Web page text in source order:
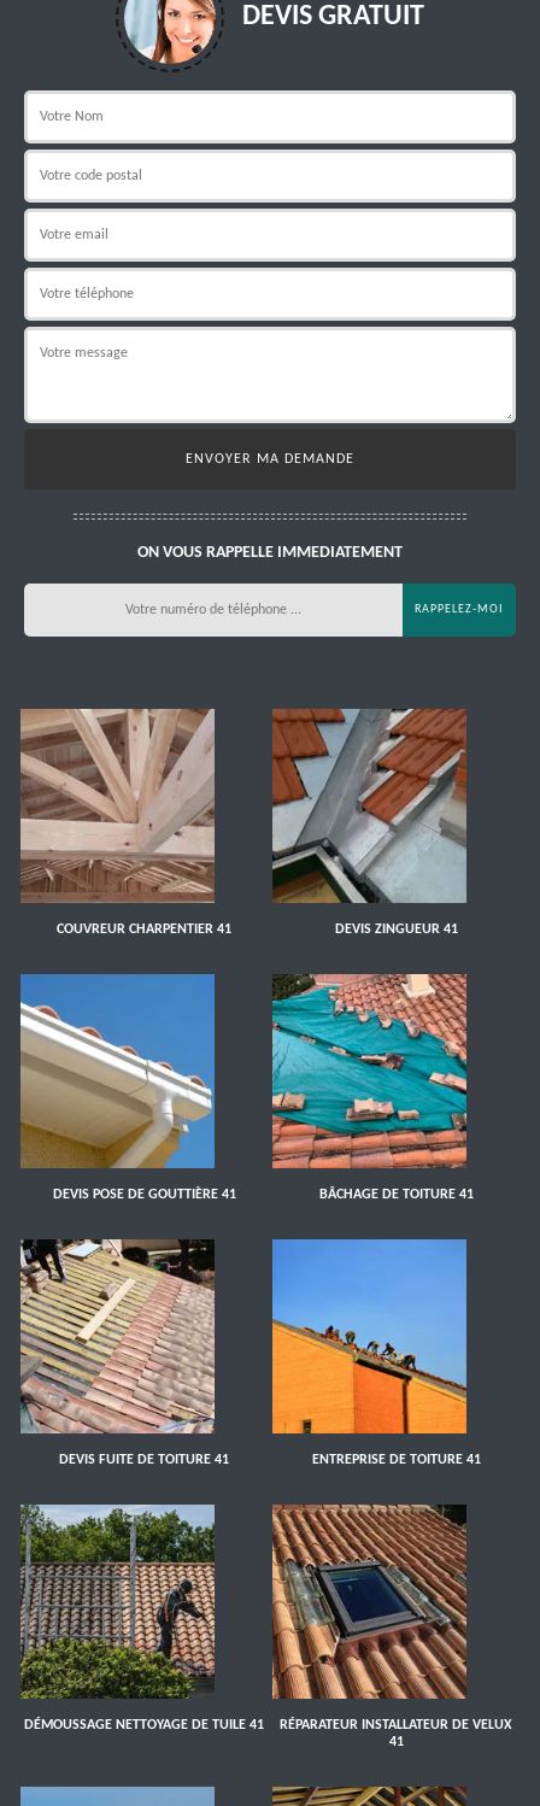
DEVIS GRATUIT
ON VOUS RAPPELLE IMMEDIATEMENT
COUVREUR CHARPENTIER 41 DEVIS ZINGUEUR 41
DEVIS POSE DE GOUTTIÈRE 41 BÂCHAGE DE TOITURE 41
DEVIS FUITE DE TOITURE 41 ENTREPRISE DE TOITURE 41
DÉMOUSSAGE NETTOYAGE DE TUILE 41
RÉPARATEUR INSTALLATEUR DE VELUX
41